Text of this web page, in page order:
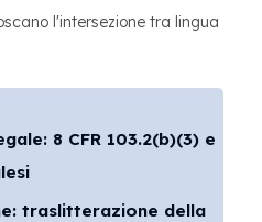
l'intersezione tra lingua
8 CFR 103.2(b)(3) e
traslitterazione della